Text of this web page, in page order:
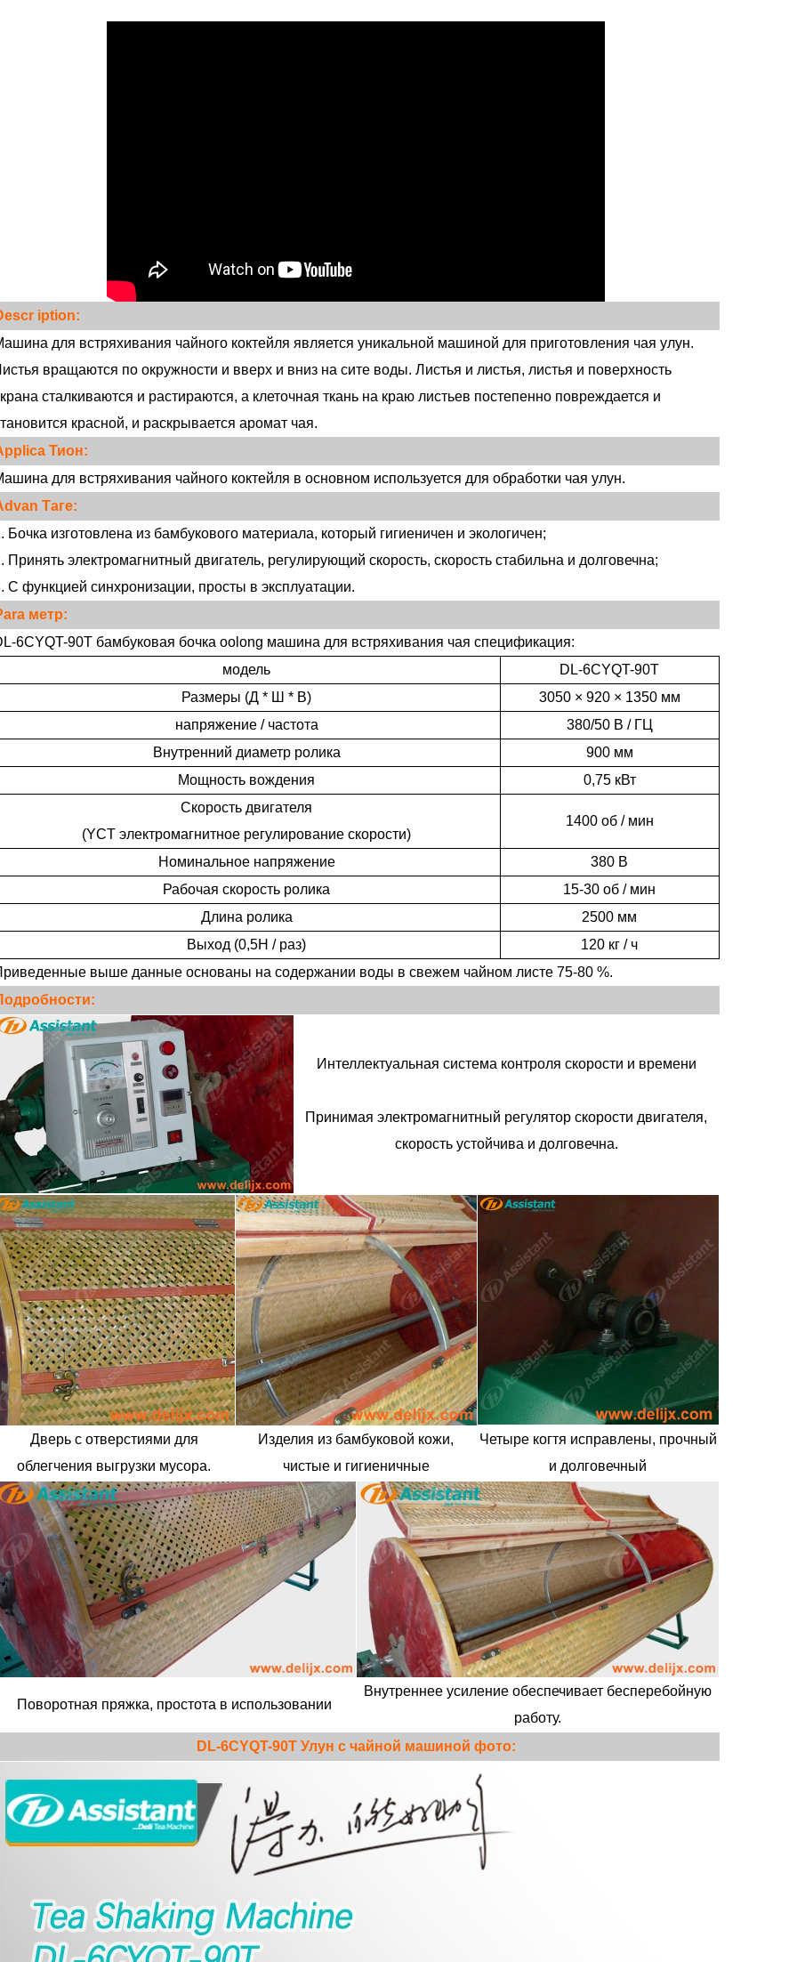
чай pu'er древнее дерево чай знания
но это не абсолют. Это
от качества чая, от того, как
вкус. Если качество дерева не
так хор
Oct / 28 / 2019
«Иван Чай» - самый популярный и
популярный цветочный чай в России.
напиток, имеющий история более
тысячи лет. С древ
iption:
для встряхивания чайного коктейля является уникальной машиной для приготовления чая улун.
вращаются по окружности и вверх и вниз на сите воды. Листья и листья, листья и поверхность
сталкиваются и растираются, а клеточная ткань на краю листьев постепенно повреждается и
красной, и раскрывается аромат чая.
Тион:
для встряхивания чайного коктейля в основном используется для обработки чая улун.
Таге:
Бочка изготовлена ​​из бамбукового материала, который гигиеничен и экологичен;
Принять электромагнитный двигатель, регулирующий скорость, скорость стабильна и долговечна;
С функцией синхронизации, просты в эксплуатации.
метр:
6CYQT-90T бамбуковая бочка oolong машина для встряхивания чая спецификация:
модель
DL-6CYQT-90T
Размеры (Д * Ш * В)
3050 × 920 × 1350 мм
напряжение / частота
380/50 В / ГЦ
Внутренний диаметр ролика
900 мм
Мощность вождения
0,75 кВт
Скорость двигателя
(YCT электромагнитное регулирование скорости)
1400 об / мин
Номинальное напряжение
380 В
Рабочая скорость ролика
15-30 об / мин
Длина ролика
2500 мм
Выход (0,5Н / раз)
120 кг / ч
выше данные основаны на содержании воды в свежем чайном листе75-80%.
Интеллектуальная система контроля скорости и времени
Принимая электромагнитный регулятор скорости двигателя,
скорость устойчива и долговечна.
Дверь с отверстиями для
облегчения выгрузки мусора.
Изделия из бамбуковой кожи,
чистые и гигиеничные
Четыре когтя исправлены, прочный
и долговечный
Поворотная пряжка, простота в использовании
Внутреннее усиление обеспечивает бесперебойную
работу.
DL-6CYQT-90T Улун с чайной машиной фото: